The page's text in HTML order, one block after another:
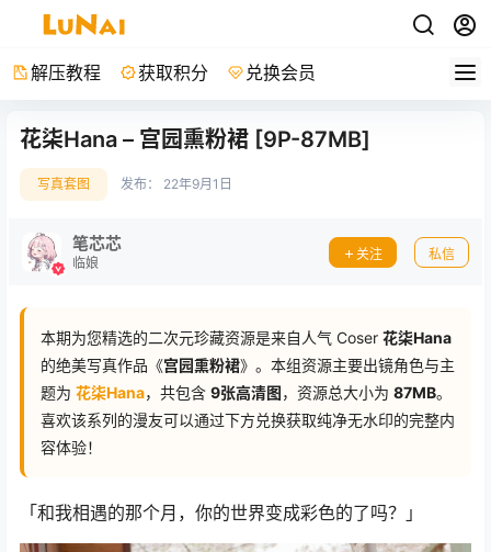
解压教程 获取积分 兑换会员
花柒Hana – 宫园熏粉裙 [9P-87MB]
写真套图 发布： 22年9月1日
笔芯芯
临娘
关注 私信
本期为您精选的二次元珍藏资源是来自人气 Coser 花柒Hana
的绝美写真作品《宫园熏粉裙》。本组资源主要出镜角色与主
题为 花柒Hana，共包含 9张高清图，资源总大小为 87MB。
喜欢该系列的漫友可以通过下方兑换获取纯净无水印的完整内
容体验！
「和我相遇的那个月，你的世界变成彩色的了吗？」